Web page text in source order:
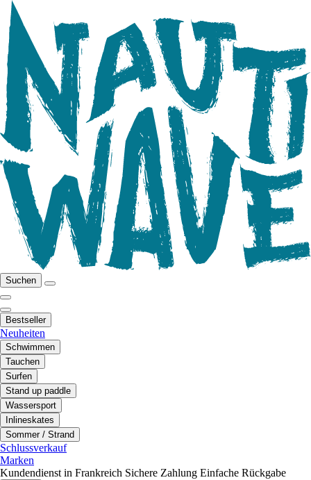
Suchen
Bestseller
Neuheiten
Schwimmen
Tauchen
Surfen
Stand up paddle
Wassersport
Inlineskates
Sommer / Strand
Schlussverkauf
Marken
Kundendienst in Frankreich Sichere Zahlung Einfache Rückgabe